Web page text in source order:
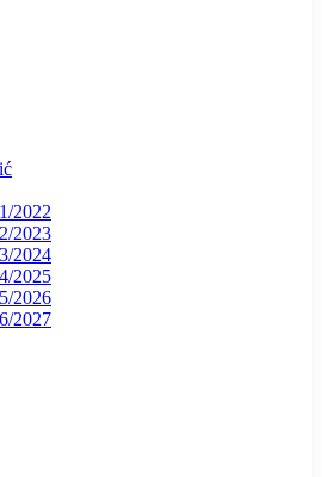
2022
2023
2024
2025
2026
2027